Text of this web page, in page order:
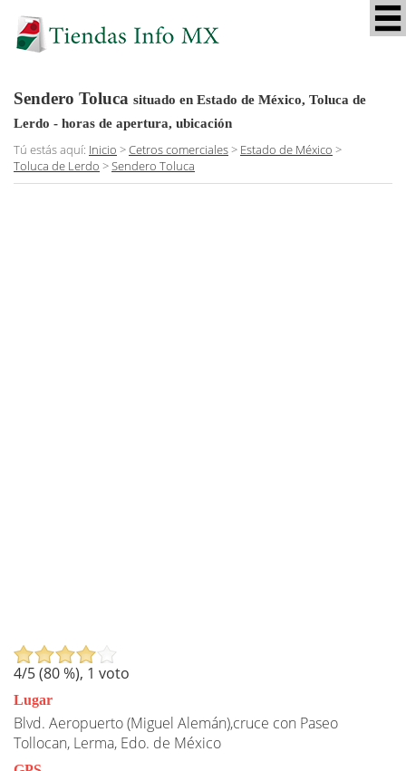
Sendero Toluca situado en Estado de México, Toluca de
Lerdo - horas de apertura, ubicación
Tú estás aquí: Inicio >Cetros comerciales> Estado de México >
Toluca de Lerdo >Sendero Toluca
4/5 (80%), 1 voto
Lugar
Blvd. Aeropuerto (Miguel Alemán),cruce con Paseo
Tollocan, Lerma, Edo. de México